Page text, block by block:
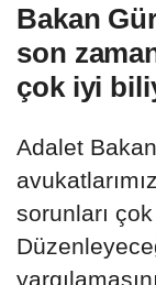
Bakan
son
çok iyi
Adalet
sorunları